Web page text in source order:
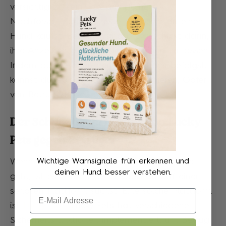
vorsichtig zu sein und gründliche
Nachforschungen anzustellen, bevor du einen
Hund kaufst. Betrüger sind oft geschickt darin,
ihre Anzeigen glaubwürdig aussehen zu lassen.
Indem du die oben genannten Tipps befolgst,
kannst du jedoch das Risiko minimieren, Opfer
von Betrug zu werden.
Der Schutzmechanismus von Lucky
Pets gegen Betrüger
Wenn es um den Kauf eines Hundes online
geht, ist es entscheidend, dass du auf einer
seriösen Plattform suchst. Eine solche Plattform
ist
Lucky Pets . Lucky Pets hat verschiedene
Sicherheitsfunktionen implementiert, um Betrug
Wichtige Warnsignale früh erkennen und
deinen Hund besser verstehen.
Email